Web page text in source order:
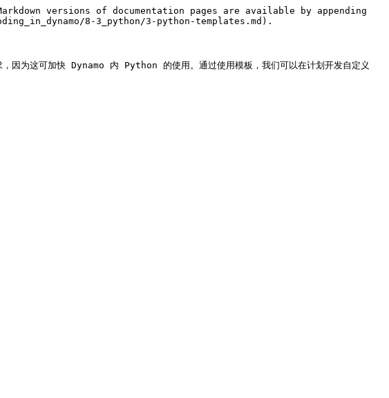
versions of documentation pages are available by appending
8-3_python/3-python-templates.md).
这可加快 Dynamo 内 Python 的使用。通过使用模板，我们可以在计划开发自定义